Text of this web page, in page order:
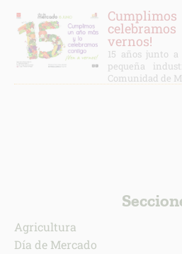
vernos!
15 años junto
pequeña
Comunidad de
Agricultura
Día de Mercado